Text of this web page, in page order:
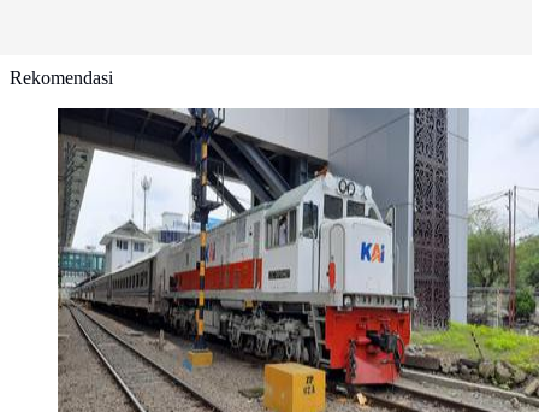
Rekomendasi